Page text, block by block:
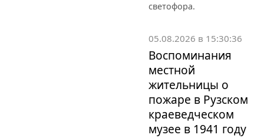
светофора.
05.08.2026 в 15:30:36
Воспоминания
местной
жительницы о
пожаре в Рузском
краеведческом
музее в 1941 году